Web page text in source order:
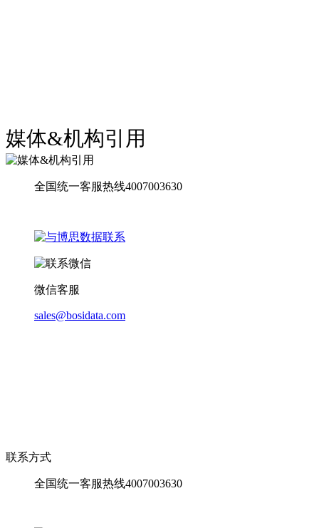
媒体&机构引用
全国统一客服热线4007003630
微信客服
sales@bosidata.com
联系方式
全国统一客服热线4007003630